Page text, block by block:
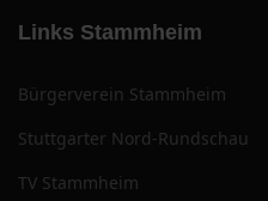
Links Stammheim
Bürgerverein Stammheim
Stuttgarter Nord-Rundschau
TV Stammheim